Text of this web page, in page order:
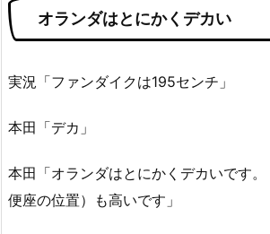
オランダはとにかくデカい
実況「ファンダイクは195センチ」
本田「デカ」
本田「オランダはとにかくデカいです
便座の位置）も高いです」